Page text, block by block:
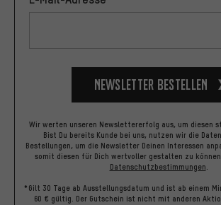
Newsletter bestellen
Wir werten unseren Newslettererfolg aus, um diesen
Bist Du bereits Kunde bei uns, nutzen wir die
Bestellungen, um die Newsletter Deinen Interessen
somit diesen für Dich wertvoller gestalten zu
Datenschutzbestimmungen.
*Gilt 30 Tage ab Ausstellungsdatum und ist ab einem
60 € gültig. Der Gutschein ist nicht mit anderen